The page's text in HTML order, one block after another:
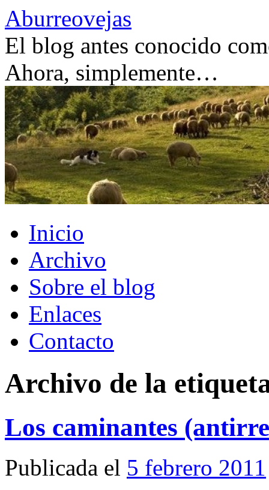
Saltar
al
contenido
Aburreovejas
El blog antes conocido
Ahora, simplemente…
Inicio
Archivo
Sobre el blog
Enlaces
Contacto
Archivo de la
Los caminantes
Publicada el 5 febrero 2011